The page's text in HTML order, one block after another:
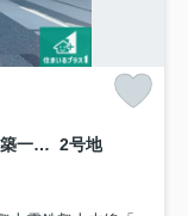
京都市左京区修学院千万田町 第1期 新築一戸建て 2号地